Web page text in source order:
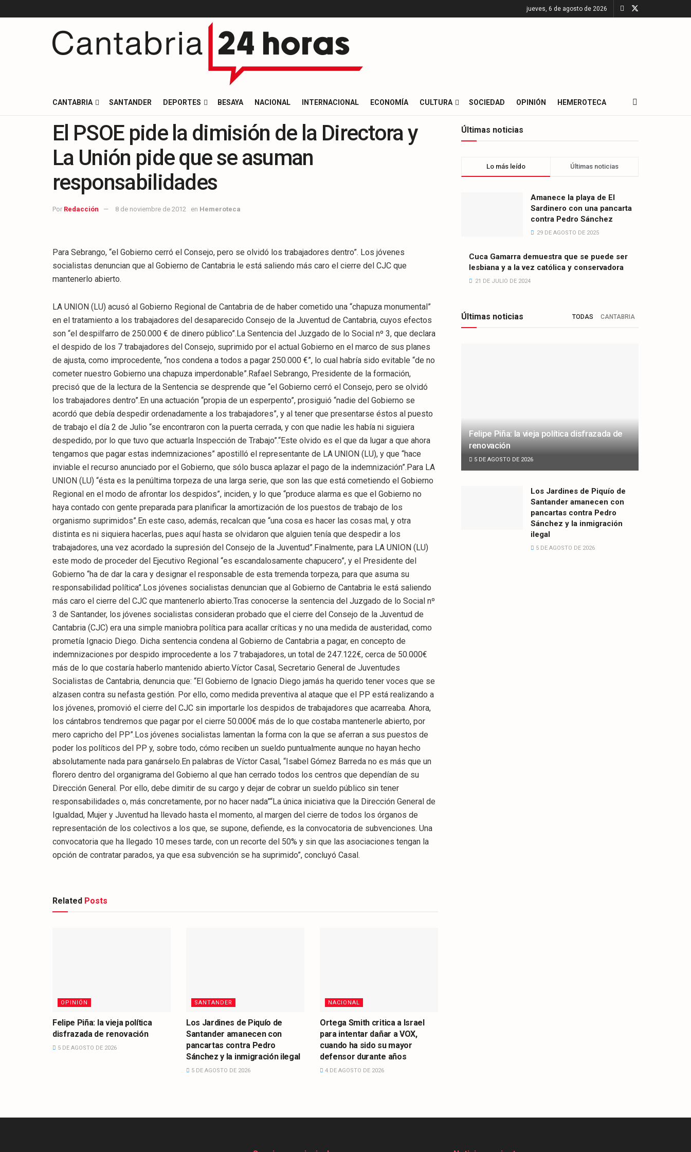
jueves, 6 de agosto de 2026
CANTABRIA SANTANDER DEPORTES BESAYA NACIONAL INTERNACIONAL ECONOMÍA CULTURA SOCIEDAD OPINIÓN HEMEROTECA
El PSOE pide la dimisión de la Directora y
La Unión pide que se asuman
responsabilidades
Por Redacción 8 de noviembre de 2012 en Hemeroteca
Para Sebrango, “el Gobierno cerró el Consejo, pero se olvidó los trabajadores dentro”. Los jóvenes
socialistas denuncian que al Gobierno de Cantabria le está saliendo más caro el cierre del CJC que
mantenerlo abierto.
LA UNION (LU) acusó al Gobierno Regional de Cantabria de de haber cometido una “chapuza monumental”
en el tratamiento a los trabajadores del desaparecido Consejo de la Juventud de Cantabria, cuyos efectos
son “el despilfarro de 250.000 € de dinero público”.La Sentencia del Juzgado de lo Social nº 3, que declara
el despido de los 7 trabajadores del Consejo, suprimido por el actual Gobierno en el marco de sus planes
de ajusta, como improcedente, “nos condena a todos a pagar 250.000 €”, lo cual habría sido evitable “de no
cometer nuestro Gobierno una chapuza imperdonable”.Rafael Sebrango, Presidente de la formación,
precisó que de la lectura de la Sentencia se desprende que “el Gobierno cerró el Consejo, pero se olvidó
los trabajadores dentro”.En una actuación “propia de un esperpento”, prosiguió “nadie del Gobierno se
acordó que debía despedir ordenadamente a los trabajadores”, y al tener que presentarse éstos al puesto
de trabajo el día 2 de Julio “se encontraron con la puerta cerrada, y con que nadie les había ni siguiera
despedido, por lo que tuvo que actuarla Inspección de Trabajo”.“Este olvido es el que da lugar a que ahora
tengamos que pagar estas indemnizaciones” apostilló el representante de LA UNION (LU), y que “hace
inviable el recurso anunciado por el Gobierno, que sólo busca aplazar el pago de la indemnización”.Para LA
UNION (LU) “ésta es la penúltima torpeza de una larga serie, que son las que está cometiendo el Gobierno
Regional en el modo de afrontar los despidos”, inciden, y lo que “produce alarma es que el Gobierno no
haya contado con gente preparada para planificar la amortización de los puestos de trabajo de los
organismo suprimidos”.En este caso, además, recalcan que “una cosa es hacer las cosas mal, y otra
distinta es ni siquiera hacerlas, pues aquí hasta se olvidaron que alguien tenía que despedir a los
trabajadores, una vez acordado la supresión del Consejo de la Juventud”.Finalmente, para LA UNION (LU)
este modo de proceder del Ejecutivo Regional “es escandalosamente chapucero”, y el Presidente del
Gobierno “ha de dar la cara y designar el responsable de esta tremenda torpeza, para que asuma su
responsabilidad política”.Los jóvenes socialistas denuncian que al Gobierno de Cantabria le está saliendo
más caro el cierre del CJC que mantenerlo abierto.Tras conocerse la sentencia del Juzgado de lo Social nº
3 de Santander, los jóvenes socialistas consideran probado que el cierre del Consejo de la Juventud de
Cantabria (CJC) era una simple maniobra política para acallar críticas y no una medida de austeridad, como
prometía Ignacio Diego. Dicha sentencia condena al Gobierno de Cantabria a pagar, en concepto de
indemnizaciones por despido improcedente a los 7 trabajadores, un total de 247.122€, cerca de 50.000€
más de lo que costaría haberlo mantenido abierto.Víctor Casal, Secretario General de Juventudes
Socialistas de Cantabria, denuncia que: “El Gobierno de Ignacio Diego jamás ha querido tener voces que se
alzasen contra su nefasta gestión. Por ello, como medida preventiva al ataque que el PP está realizando a
los jóvenes, promovió el cierre del CJC sin importarle los despidos de trabajadores que acarreaba. Ahora,
los cántabros tendremos que pagar por el cierre 50.000€ más de lo que costaba mantenerle abierto, por
mero capricho del PP”.Los jóvenes socialistas lamentan la forma con la que se aferran a sus puestos de
poder los políticos del PP y, sobre todo, cómo reciben un sueldo puntualmente aunque no hayan hecho
absolutamente nada para ganárselo.En palabras de Víctor Casal, “Isabel Gómez Barreda no es más que un
florero dentro del organigrama del Gobierno al que han cerrado todos los centros que dependían de su
Dirección General. Por ello, debe dimitir de su cargo y dejar de cobrar un sueldo público sin tener
responsabilidades o, más concretamente, por no hacer nada”“La única iniciativa que la Dirección General de
Igualdad, Mujer y Juventud ha llevado hasta el momento, al margen del cierre de todos los órganos de
representación de los colectivos a los que, se supone, defiende, es la convocatoria de subvenciones. Una
convocatoria que ha llegado 10 meses tarde, con un recorte del 50% y sin que las asociaciones tengan la
opción de contratar parados, ya que esa subvención se ha suprimido”, concluyó Casal.
Related Posts
OPINIÓN
Felipe Piña: la vieja política
disfrazada de renovación
5 DE AGOSTO DE 2026
SANTANDER
Los Jardines de Piquío de
Santander amanecen con
pancartas contra Pedro
Sánchez y la inmigración ilegal
5 DE AGOSTO DE 2026
NACIONAL
Ortega Smith critica a Israel
para intentar dañar a VOX,
cuando ha sido su mayor
defensor durante años
4 DE AGOSTO DE 2026
Últimas noticias
Lo más leído Últimas noticias
Amanece la playa de El
Sardinero con una pancarta
contra Pedro Sánchez
29 DE AGOSTO DE 2025
Cuca Gamarra demuestra que se puede ser
lesbiana y a la vez católica y conservadora
21 DE JULIO DE 2024
Últimas noticias TODAS CANTABRIA
Felipe Piña: la vieja política disfrazada de
renovación
5 DE AGOSTO DE 2026
Los Jardines de Piquío de
Santander amanecen con
pancartas contra Pedro
Sánchez y la inmigración
ilegal
5 DE AGOSTO DE 2026